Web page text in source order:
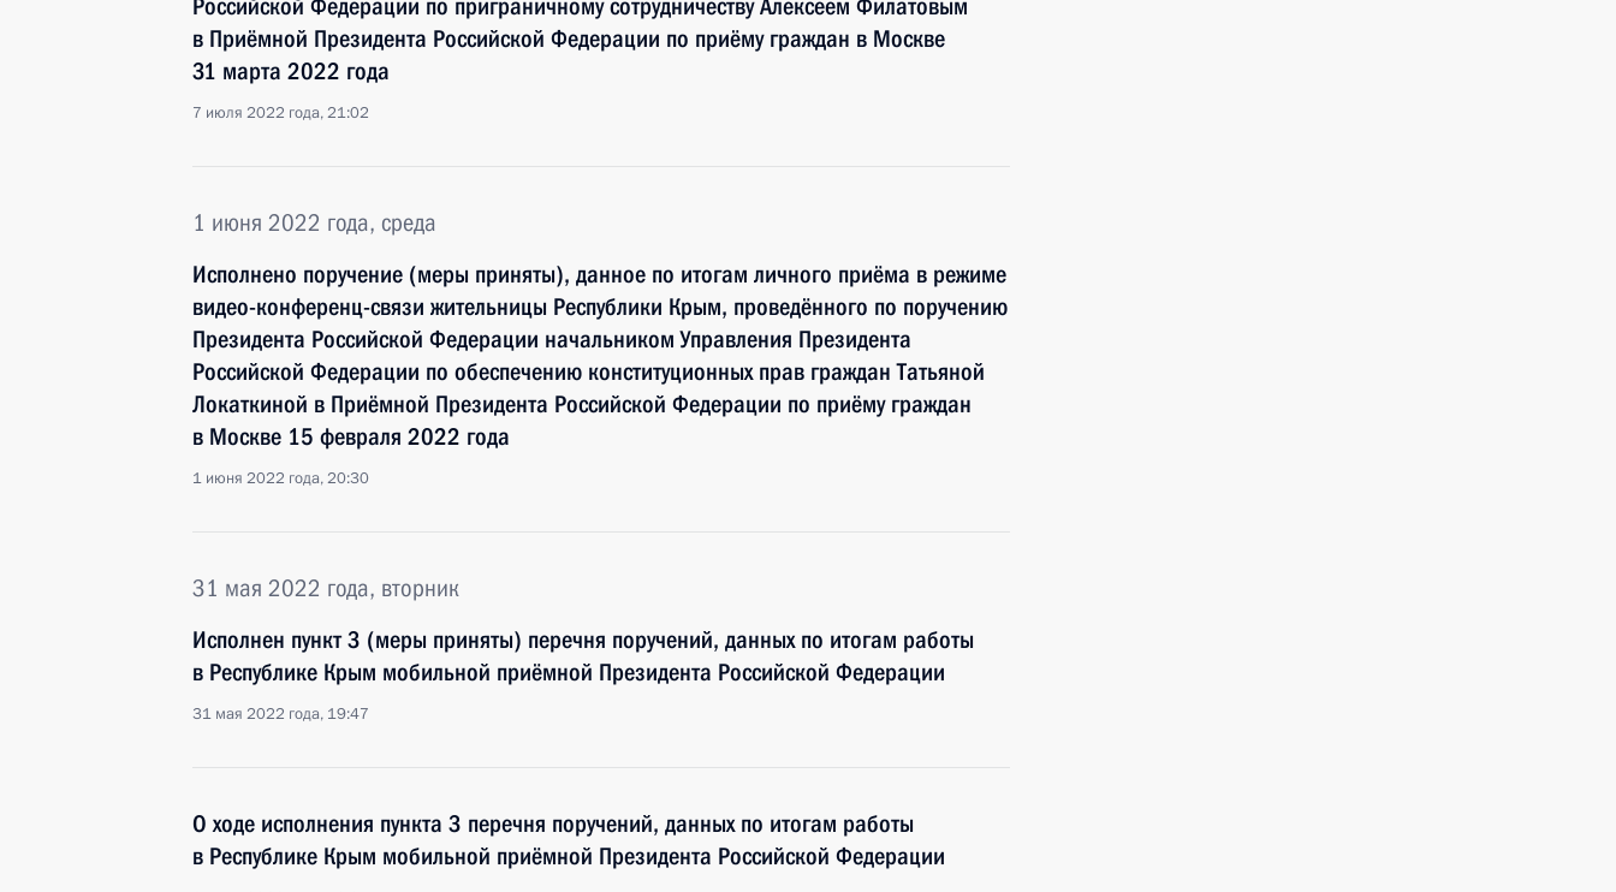
Российской Федерации по приграничному сотрудничеству Алексеем Филатовым
в Приёмной Президента Российской Федерации по приёму граждан в Москве
31 марта 2022 года
7 июля 2022 года, 21:02
1 июня 2022 года, среда
Исполнено поручение (меры приняты), данное по итогам личного приёма в режиме
видео-конференц-связи жительницы Республики Крым, проведённого по поручению
Президента Российской Федерации начальником Управления Президента
Российской Федерации по обеспечению конституционных прав граждан Татьяной
Локаткиной в Приёмной Президента Российской Федерации по приёму граждан
в Москве 15 февраля 2022 года
1 июня 2022 года, 20:30
31 мая 2022 года, вторник
Исполнен пункт 3 (меры приняты) перечня поручений, данных по итогам работы
в Республике Крым мобильной приёмной Президента Российской Федерации
31 мая 2022 года, 19:47
О ходе исполнения пункта 3 перечня поручений, данных по итогам работы
в Республике Крым мобильной приёмной Президента Российской Федерации